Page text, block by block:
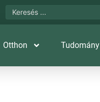
Otthon Tudomány